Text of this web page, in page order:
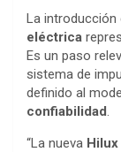
La introducción
eléctrica
Es un paso
sistema de
definido al
confiabilidad.
“La nueva Hilux